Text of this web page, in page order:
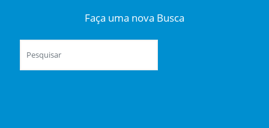
Faça uma nova Busca